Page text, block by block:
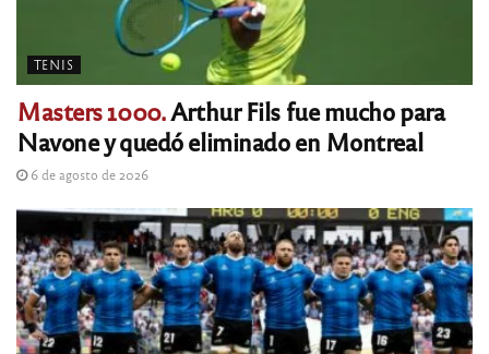
TENIS
Masters 1000.Arthur Fils fue mucho para
Navone y quedó eliminado en Montreal
6 de agosto de 2026